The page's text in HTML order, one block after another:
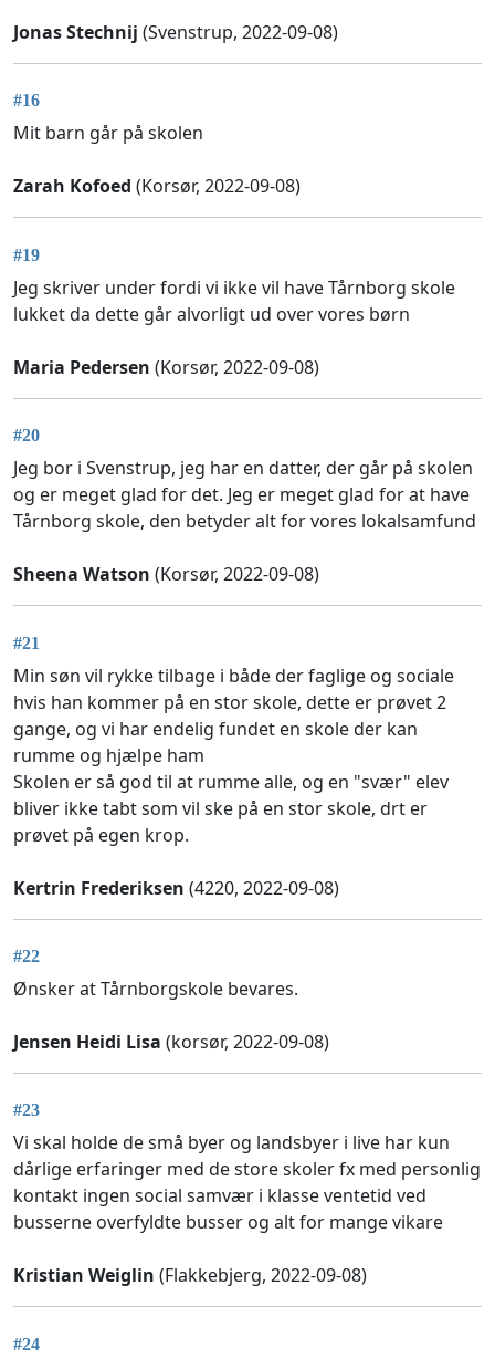
Jonas Stechnij (Svenstrup, 2022-09-08)
#16
Mit barn går på skolen
Zarah Kofoed (Korsør, 2022-09-08)
#19
Jeg skriver under fordi vi ikke vil have Tårnborg skole
lukket da dette går alvorligt ud over vores børn
Maria Pedersen (Korsør, 2022-09-08)
#20
Jeg bor i Svenstrup, jeg har en datter, der går på skolen
og er meget glad for det. Jeg er meget glad for at have
Tårnborg skole, den betyder alt for vores lokalsamfund
Sheena Watson (Korsør, 2022-09-08)
#21
Min søn vil rykke tilbage i både der faglige og sociale
hvis han kommer på en stor skole, dette er prøvet 2
gange, og vi har endelig fundet en skole der kan
rumme og hjælpe ham
Skolen er så god til at rumme alle, og en "svær" elev
bliver ikke tabt som vil ske på en stor skole, drt er
prøvet på egen krop.
Kertrin Frederiksen (4220, 2022-09-08)
#22
Ønsker at Tårnborgskole bevares.
Jensen Heidi Lisa (korsør, 2022-09-08)
#23
Vi skal holde de små byer og landsbyer i live har kun
dårlige erfaringer med de store skoler fx med personlig
kontakt ingen social samvær i klasse ventetid ved
busserne overfyldte busser og alt for mange vikare
Kristian Weiglin (Flakkebjerg, 2022-09-08)
#24